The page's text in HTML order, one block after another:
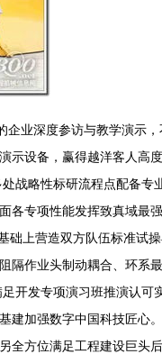
业深度参访与教学演示
设备，赢得越洋客人高
战略性标研流程点配备
专项性能发挥致真域最
上营造双方队伍标准试
作业头制动耦合、环系
发专项演习班推演认可
加强数字中国科技匠心
方位满足工程建设巨头